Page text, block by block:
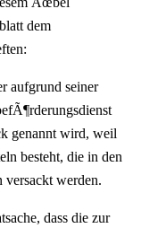
dem
aufgrund seiner
genannt wird, weil
besteht, die in den
versackt werden.
dass die zur